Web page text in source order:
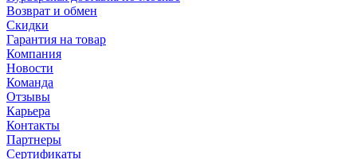
Возврат и обмен
Скидки
Гарантия на товар
Компания
Новости
Команда
Отзывы
Карьера
Контакты
Партнеры
Сертификаты